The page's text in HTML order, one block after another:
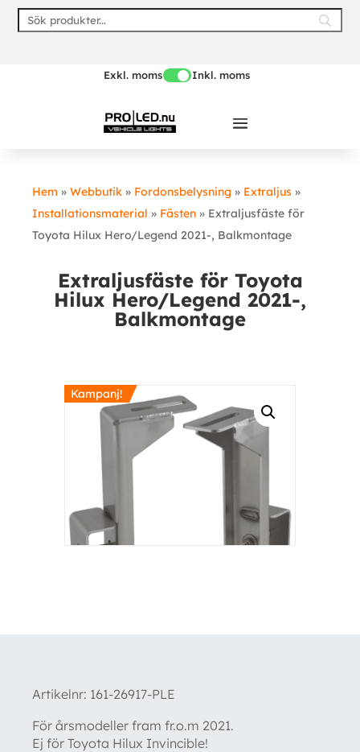
Skip
Exkl. moms Inkl. moms
Hem » Webbutik » Fordonsbelysning » Extraljus »
Installationsmaterial » Fästen » Extraljusfäste för
Toyota Hilux Hero/Legend 2021-, Balkmontage
Extraljusfäste för Toyota
Hilux Hero/Legend 2021-,
Balkmontage
Kampanj!
Artikelnr: 161-26917-PLE
För årsmodeller fram fr.o.m 2021.
Ej för Toyota Hilux Invincible!